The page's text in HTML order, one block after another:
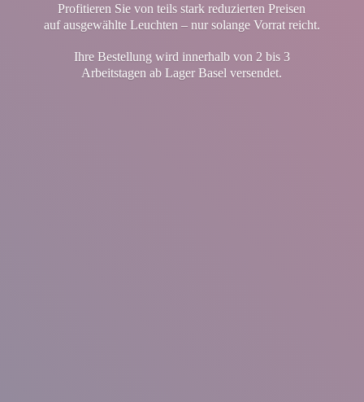
Profitieren Sie von teils stark reduzierten Preisen
auf ausgewählte Leuchten – nur solange Vorrat reicht.
Ihre Bestellung wird innerhalb von 2 bis 3
Arbeitstagen ab LagerBasel versendet.